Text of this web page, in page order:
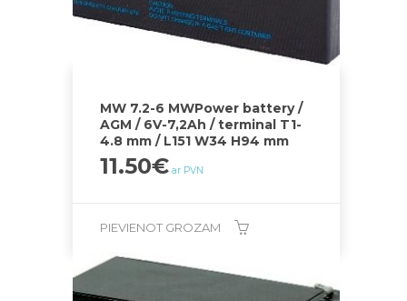
MW 7.2-6 MWPower battery /
AGM / 6V-7,2Ah / terminal T1-
4.8 mm / L151 W34 H94 mm
11.50€ ar PVN
PIEVIENOT GROZAM